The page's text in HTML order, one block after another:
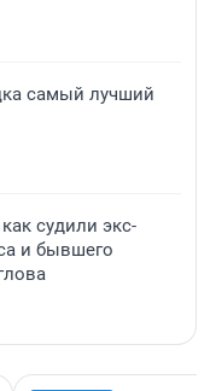
самый лучший
судили экс-
и бывшего